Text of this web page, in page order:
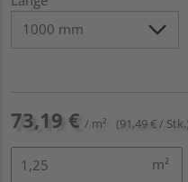
73,19 € / m² (91,49 € / Stk.)
m²